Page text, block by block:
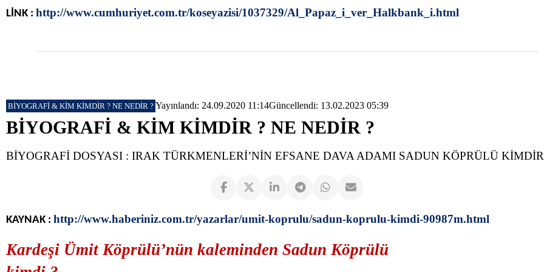
LİNK : http://www.cumhuriyet.com.tr/koseyazisi/1037329/Al_Papaz_i_ver_Halkbank_i.html
BİYOGRAFİ & KİM KİMDİR ? NE NEDİR ? Yayınlandı: 24.09.2020 11:14Güncellendi: 13.02.2023 05:39
BİYOGRAFİ & KİM KİMDİR ? NE NEDİR ?
BİYOGRAFİ DOSYASI : IRAK TÜRKMENLERİ’NİN EFSANE DAVA ADAMI SADUN KÖPRÜLÜ KİMDİR
KAYNAK : http://www.haberiniz.com.tr/yazarlar/umit-koprulu/sadun-koprulu-kimdi-90987m.html
Kardeşi Ümit Köprülü’nün kaleminden Sadun Köprülü